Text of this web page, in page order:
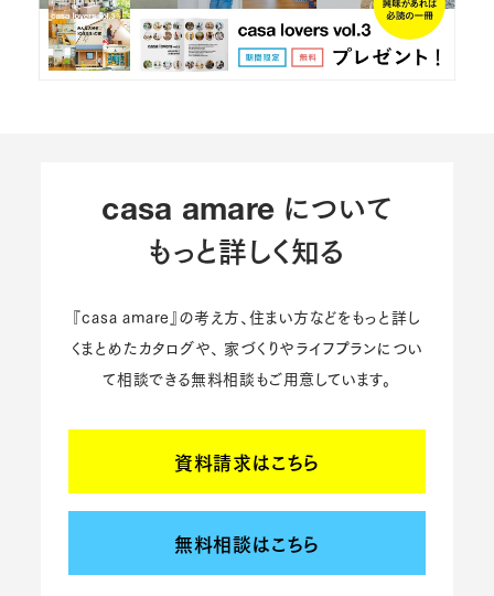
casa amare について
もっと詳しく知る
『casa amare』の考え方、住まい方などをもっと詳し
くまとめたカタログや、 家づくりやライフプランについ
て相談できる無料相談もご用意しています。
資料請求はこちら
無料相談はこちら